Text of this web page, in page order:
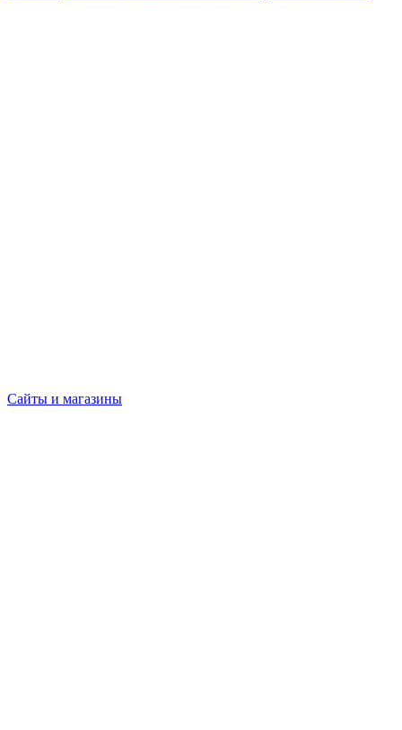
Сайты и магазины